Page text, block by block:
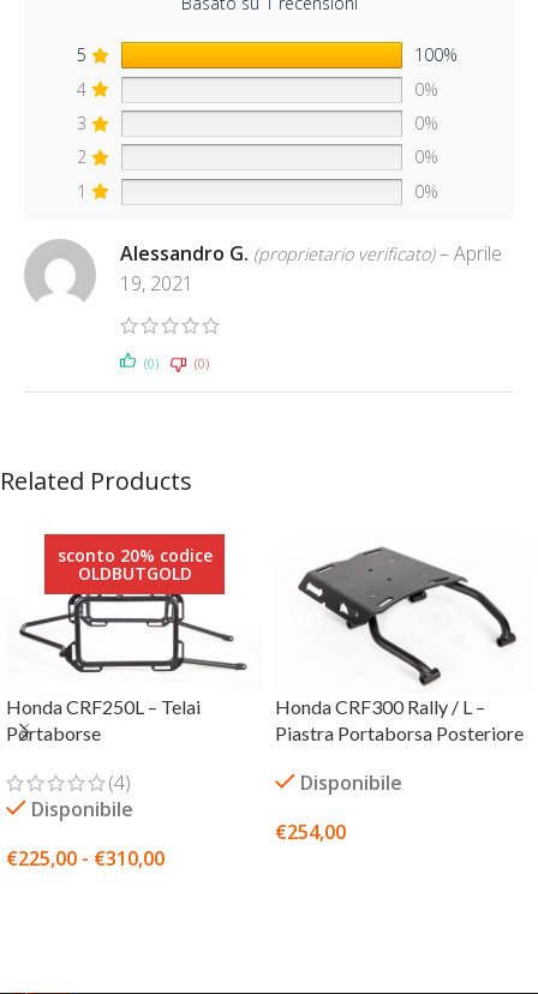
5
100%
4
0%
3
0%
2
0%
1
0%
Alessandro G. (proprietario verificato) –Aprile
19, 2021
(0) (0)
Related Products
sconto 20% codice
OLDBUTGOLD
Honda CRF250L – Telai
Portaborse
(4)
Disponibile
€225,00 - €310,00
Honda CRF300 Rally / L –
Piastra Portaborsa Posteriore
Disponibile
€254,00